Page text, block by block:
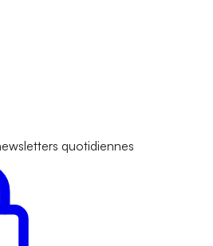
quotidiennes